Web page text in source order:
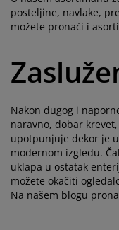
posteljine, navlake,
možete pronaći i
Nakon dugog i
naravno, dobar
upotpunjuje dekor je
modernom izgledu.
uklapa u ostatak
možete okačiti
Na našem blogu